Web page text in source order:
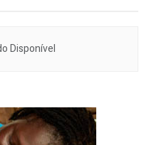
Disponível